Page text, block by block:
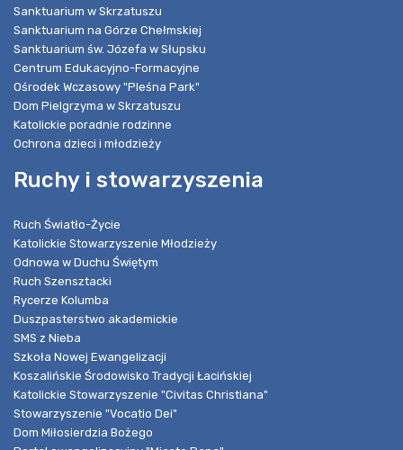
Sanktuarium w Skrzatuszu
Sanktuarium na Górze Chełmskiej
Sanktuarium św. Józefa w Słupsku
Centrum Edukacyjno-Formacyjne
Ośrodek Wczasowy "Pleśna Park"
Dom Pielgrzyma w Skrzatuszu
Katolickie poradnie rodzinne
Ochrona dzieci i młodzieży
Ruchy i stowarzyszenia
Ruch Światło-Życie
Katolickie Stowarzyszenie Młodzieży
Odnowa w Duchu Świętym
Ruch Szensztacki
Rycerze Kolumba
Duszpasterstwo akademickie
SMS z Nieba
Szkoła Nowej Ewangelizacji
Koszalińskie Środowisko Tradycji Łacińskiej
Katolickie Stowarzyszenie "Civitas Christiana"
Stowarzyszenie "Vocatio Dei"
Dom Miłosierdzia Bożego